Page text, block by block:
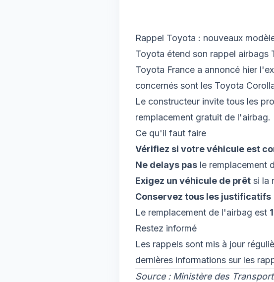
Rappel Toyota : nouveaux
Toyota étend son rappel airbags
Toyota France a annoncé hier
concernés sont les Toyota
Le constructeur invite tous les
remplacement gratuit de
Ce qu'il faut faire
Vérifiez si votre véhicule est
Ne delays pas le remplacement
Exigez un véhicule de prêt si la
Conservez tous les justificatifs
Le remplacement de l'airbag est
Restez informé
Les rappels sont mis à jour
dernières informations sur les
Source : Ministère des